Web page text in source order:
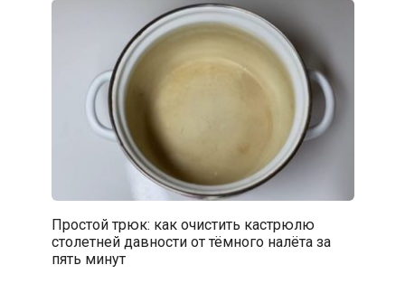
Простой трюк: как очистить кастрюлю
столетней давности от тёмного налёта за
пять минут